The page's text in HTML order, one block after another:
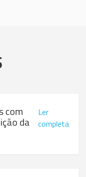
com
da
Ler
completa